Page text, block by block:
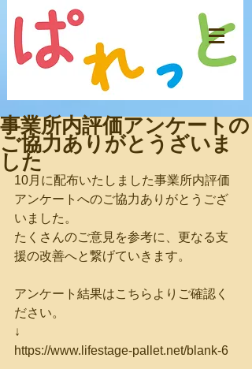
事業所内評価アンケートの
ご協力ありがとうざいま
した
10月に配布いたしました事業所内評価
アンケートへのご協力ありがとうござ
いました。
たくさんのご意見を参考に、更なる支
援の改善へと繋げていきます。
アンケート結果はこちらよりご確認く
ださい。
↓
https://www.lifestage-pallet.net/blank-6